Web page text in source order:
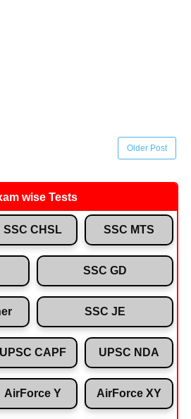
Older Post
wise Tests
SSC CHSL SSC MTS
SSC GD
SSC JE
UPSC CAPF UPSC NDA
AirForce Y AirForce XY